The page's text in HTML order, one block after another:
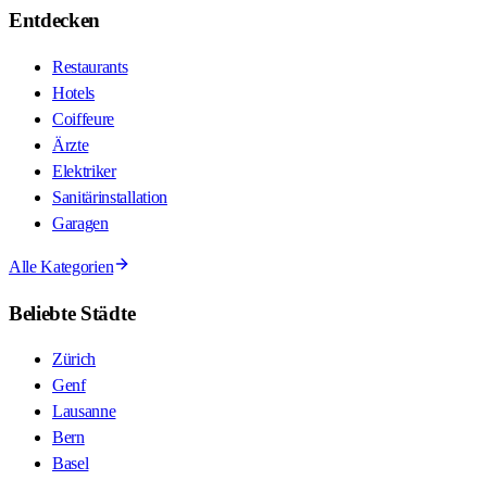
Entdecken
Restaurants
Hotels
Coiffeure
Ärzte
Elektriker
Sanitärinstallation
Garagen
Alle Kategorien
Beliebte Städte
Zürich
Genf
Lausanne
Bern
Basel